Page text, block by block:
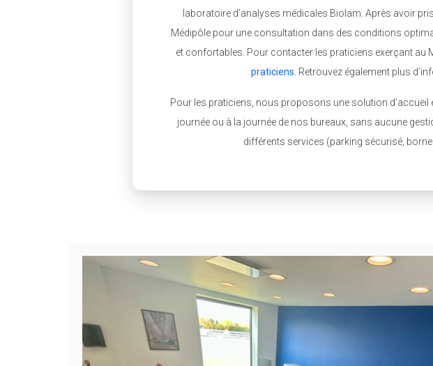
laboratoire d’analyses médicales Biolam. Après avoir
Médipôle pour une consultation dans des conditions
et confortables. Pour contacter les praticiens exerçant
praticiens . Retrouvez également plus
Pour les praticiens, nous proposons une solution
journée ou à la journée de nos bureaux, sans aucune
différents services (parking sécurisé,